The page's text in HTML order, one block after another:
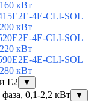
кВт
4E-CLI-SOL
кВт
4E-CLI-SOL
кВт
4E-CLI-SOL
кВт
E2
▼
0,1-2,2 кВт ▼